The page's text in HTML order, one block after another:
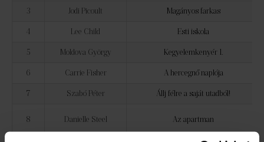
3 Jodi Picoult Magányos farkas
Lee Child Esti iskola
5 Moldova György Kegyelemkenyér 1.
6 Carrie Fisher A hercegnő naplója
7 Szabó Péter Állj félre a saját utadból!
8 Danielle Steel Az apartman